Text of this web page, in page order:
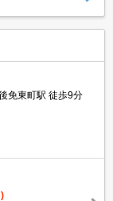
免東町駅 徒歩9分